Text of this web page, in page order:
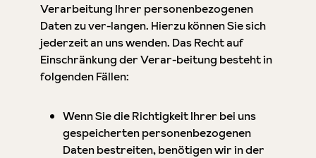
Verarbeitung Ihrer personenbezogenen
Daten zu ver-langen. Hierzu können Sie sich
jederzeit an uns wenden. Das Recht auf
Einschränkung der Verar-beitung besteht in
folgenden Fällen:
Wenn Sie die Richtigkeit Ihrer bei uns
gespeicherten personenbezogenen
Daten bestreiten, benötigen wir in der